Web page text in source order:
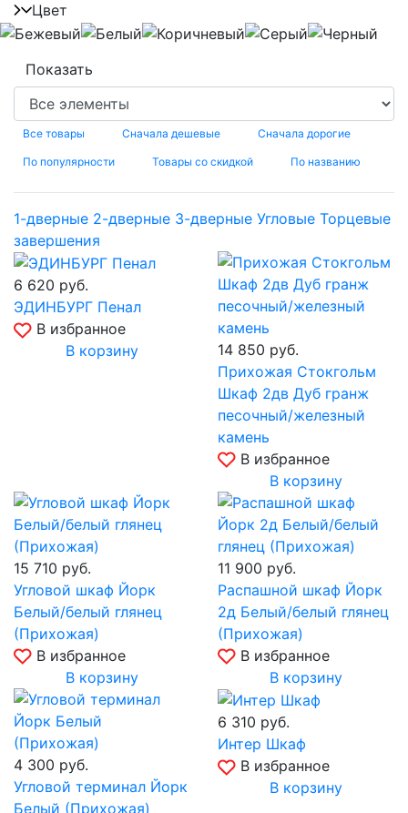
Цвет
Все товары Сначала дешевые Сначала дорогие
По популярности Товары со скидкой По названию
1-дверные 2-дверные 3-дверные Угловые Торцевые
завершения
6 620 руб.
ЭДИНБУРГ Пенал
В избранное
В корзину
14 850 руб.
Прихожая Стокгольм
Шкаф 2дв Дуб гранж
песочный/железный
камень
В избранное
В корзину
15 710 руб.
Угловой шкаф Йорк
Белый/белый глянец
(Прихожая)
В избранное
В корзину
11 900 руб.
Распашной шкаф Йорк
2д Белый/белый глянец
(Прихожая)
В избранное
В корзину
4 300 руб.
Угловой терминал Йорк
Белый (Прихожая)
6 310 руб.
Интер Шкаф
В избранное
В корзину